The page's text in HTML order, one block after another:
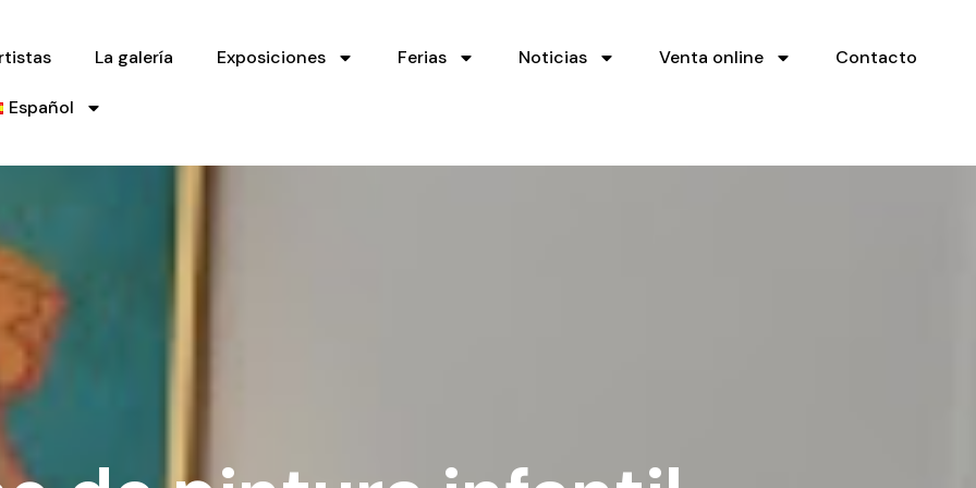
La galería Exposiciones Ferias Noticias Venta online Contacto
Español